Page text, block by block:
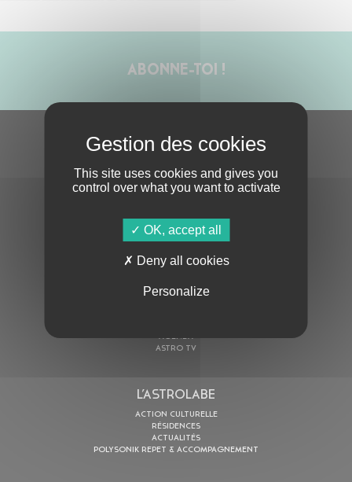
ABONNE-TOI !
S'ABONNER À LA NEWSLETTER
En cochant cette case, j’accepte la Politique de confidentialité
AGENDA
ASTRO TV
L’ASTROLABE
ACTION CULTURELLE
RÉSIDENCES
ACTUALITÉS
POLYSONIK REPET & ACCOMPAGNEMENT
This site uses cookies and gives you
control over what you want to activate
OK, accept all
Deny all cookies
Personalize